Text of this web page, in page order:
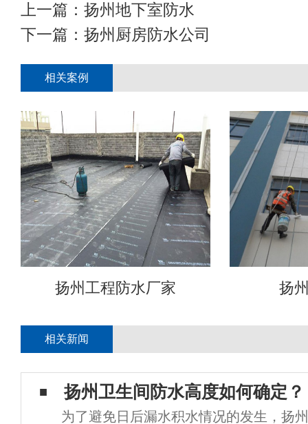
上一篇： 扬州地下室防水
下一篇： 扬州厨房防水公司
相关案例
扬州工程防水厂家 扬
相关新闻
扬州卫生间防水高度如何确定？
为了避免日后漏水积水情况的发生，扬